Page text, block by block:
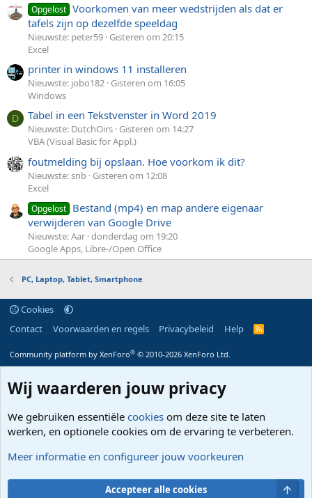
Opgelost Voorkomen van meer wedstrijden als dat er
tafels zijn op dezelfde speeldag
Nieuwste: peter59 Gisteren om 20:15
Excel
printer in windows 11 installeren
Nieuwste: jobo182 Gisteren om 16:05
Windows
D Tabel in een Tekstvenster in Word 2019
Nieuwste: DutchOirs Gisteren om 14:27
VBA (Visual Basic for Appl.)
foutmelding bij opslaan. Hoe voorkom ik dit?
Nieuwste: snb Gisteren om 12:08
Excel
Opgelost Bestand (mp4) en map andere eigenaar
verwijderen van Google Drive
Nieuwste: Aar donderdag om 19:20
Google Apps, Libre-/Open Office
PC, Laptop, Tablet, Smartphone
Cookies
Contact
Voorwaarden en regels Privacybeleid Help
R
Community platform by XenForo® © 2010-2026 XenForo Ltd.
Wij waarderen jouw privacy
We gebruiken essentiële cookies om deze site te laten
werken, en optionele cookies om de ervaring te verbeteren.
Meer informatie en configureer jouw voorkeuren
Accepteer alle cookies